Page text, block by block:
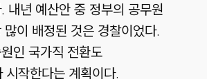
내년 예산안 중 정부의 공무원
많이 배정된 것은 경찰이었다.
인 국가직 전환도
시작한다는 계획이다.